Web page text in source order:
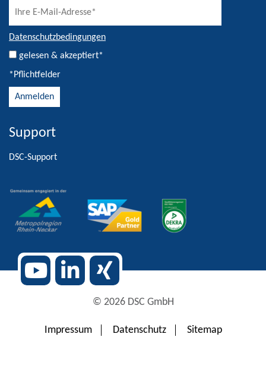
Datenschutzbedingungen
gelesen & akzeptiert*
*Pflichtfelder
Alternative:
Support
DSC-Support
© 2026 DSC GmbH
Impressum Datenschutz Sitemap